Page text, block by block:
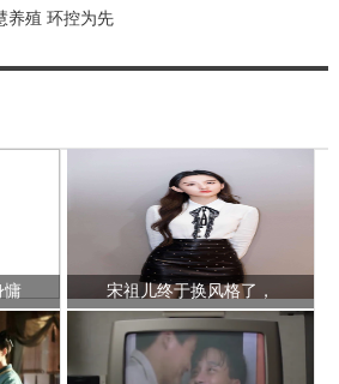
养殖 环控为先
慵 宋祖儿终于换风格了，